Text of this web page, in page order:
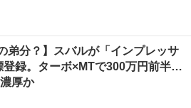
弟分？】スバルが「インプレッサ
登録。ターボ×MTで300万円前半…
厚か